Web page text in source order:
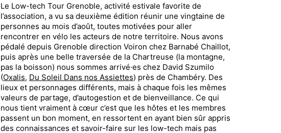
Le Low-tech Tour Grenoble, activité estivale favorite de
l’association, a vu sa deuxième édition réunir une vingtaine de
personnes au mois d’août, toutes motivées pour aller
rencontrer en vélo les acteurs de notre territoire. Nous avons
pédalé depuis Grenoble direction Voiron chez Barnabé Chaillot,
puis après une belle traversée de la Chartreuse (la montagne,
pas la boisson) nous sommes arrivé·es chez David Szumilo
(Oxalis, Du Soleil Dans nos Assiettes) près de Chambéry. Des
lieux et personnages différents, mais à chaque fois les mêmes
valeurs de partage, d’autogestion et de bienveillance. Ce qui
nous tient vraiment à cœur c’est que les hôtes et les membres
passent un bon moment, en ressortent en ayant bien sûr appris
des connaissances et savoir-faire sur les low-tech mais pas